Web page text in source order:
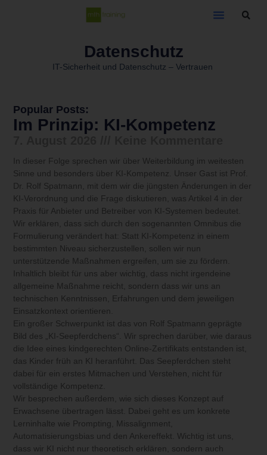
Datenschutz
IT-Sicherheit und Datenschutz – Vertrauen
Popular Posts:
Im Prinzip: KI-Kompetenz
In dieser Folge sprechen wir über Weiterbildung im weitesten
Sinne und besonders über KI-Kompetenz. Unser Gast ist Prof.
Dr. Rolf Spatmann, mit dem wir die jüngsten Änderungen in der
KI-Verordnung und die Frage diskutieren, was Artikel 4 in der
Praxis für Anbieter und Betreiber von KI-Systemen bedeutet.
Wir erklären, dass sich durch den sogenannten Omnibus die
Formulierung verändert hat: Statt KI-Kompetenz in einem
bestimmten Niveau sicherzustellen, sollen wir nun
unterstützende Maßnahmen ergreifen, um sie zu fördern.
Inhaltlich bleibt für uns aber wichtig, dass nicht irgendeine
allgemeine Maßnahme reicht, sondern dass wir uns an
technischen Kenntnissen, Erfahrungen und dem jeweiligen
Einsatzkontext orientieren.
Ein großer Schwerpunkt ist das von Rolf Spatmann geprägte
Bild des „KI-Seepferdchens“. Wir sprechen darüber, wie daraus
die Idee eines kindgerechten Online-Zertifikats entstanden ist,
das Kinder früh an KI heranführt. Das Seepferdchen steht
dabei für ein erstes Mitmachen und Verstehen, nicht für
vollständige Kompetenz.
Wir besprechen außerdem, wie sich dieses Konzept auf
Erwachsene übertragen lässt. Dabei geht es um konkrete
Lerninhalte wie Prompting, Missalignment,
Automatisierungsbias und den Ankereffekt. Wichtig ist uns,
dass wir KI nicht nur theoretisch erklären, sondern auch